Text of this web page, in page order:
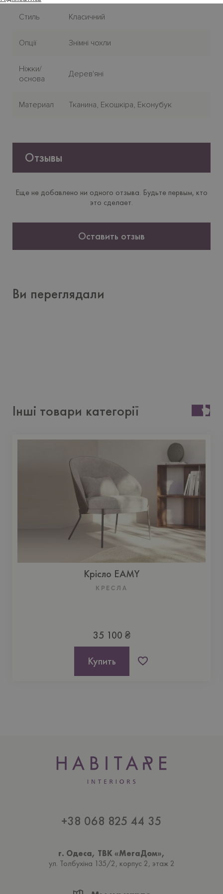
Стиль Класичний
Опції Знімні чохли
Нiжки/
основа
Дерев'яні
Материал Тканина, Екошкіра, Еконубук
Отзывы
Еще не добавлено ни одного отзыва. Будьте первым, кто
это сделает.
Оставить отзыв
Ви переглядали
Інші товари категорії
Крісло EAMY
КРЕСЛА
35 100 ₴
Купить
+38 068 825 44 35
г. Одеса, ТВК «МегаДом»,
ул. Толбухiна 135/2, корпус 2, этаж 2